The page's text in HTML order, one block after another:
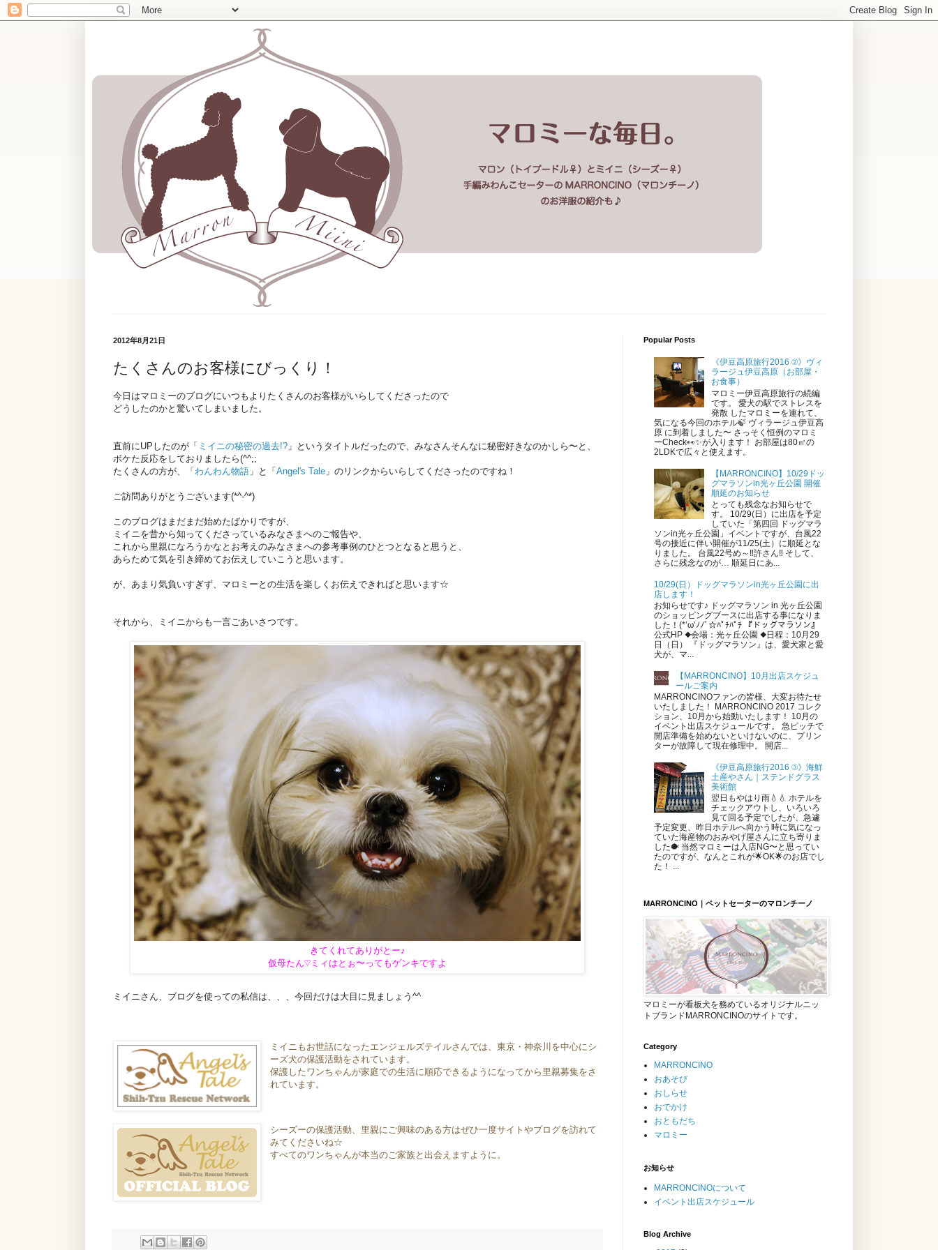
2012年8月21日
たくさんのお客様にびっくり！
今日はマロミーのブログにいつもよりたくさんのお客様がいらしてくださったので
どうしたのかと驚いてしまいました。
直前にUP したのが「 ミイニの秘密の過去!? 」というタイトルだったので、 みなさんそんなに秘密好きなのかしら〜と、
ボケた反応をしておりましたら(^^;;
たくさんの方が、「わんわん物語 」と「Angel's Tale 」のリンクからいらしてくださったのですね！
ご訪問ありがとうございます(*^-^*)
このブログはまだまだ始めたばかりですが、
ミイニを昔から知ってくださっているみなさまへのご報告や、
これから里親になろうかなとお考えのみなさまへの参考事例のひとつとなると思うと、
あらためて気を引き締めてお伝えしていこうと思います。
が、あまり気負いすぎず、マロミーとの生活を楽しくお伝えできればと思います☆
それから、ミイニからも一言ごあいさつです。
きてくれてありがとー♪
仮母たん♡ミィはとぉ〜ってもゲンキですよ
ミイニさん、ブログを使っての私信は、、、今回だけは大目に見ましょう^^
ミイニもお世話になったエンジェルズテイルさんでは、東京・神奈川を中心にシ
ーズ犬の保護活動をされています。
保護したワンちゃんが家庭での生活に順応できるようになってから 里親募集をさ
れています。
シーズーの保護活動、里親にご興味のある方はぜひ一度サイトやブログを訪れて
みてくださいね☆
すべてのワンちゃんが本当のご家族と出会えますように。
Popular Posts
《伊豆高原旅行2016 ②》ヴィ
ラージュ伊豆高原（お部屋・
お食事）
マロミー伊豆高原旅行の続編
です。 愛犬の駅でストレスを
発散 したマロミーを連れて、
気になる今回のホテル🍃 ヴィラージュ伊豆高
原 に到着しました〜 さっそく恒例のマロミ
ーCheck👀✨が入ります！ お部屋は80㎡の
2LDKで広々と使えます。
【MARRONCINO】10/29ドッ
グマラソンin光ヶ丘公園 開催
順延のお知らせ
とっても残念なお知らせで
す。 10/29(日）に出店を予定
していた「第四回 ドッグマラ
ソンin光ヶ丘公園」イベントですが、台風22
号の接近に伴い開催が11/25(土）に順延とな
りました。 台風22号め～‼許さん‼ そして、
さらに残念なのが… 順延日にあ...
10/29(日）ドッグマラソンin光ヶ丘公園に出
店します！
お知らせです♪ ドッグマラソン in 光ヶ丘公園
のショッピングブースに出店する事になりま
した！(*’ω’ﾉﾉﾞ☆ﾊﾟﾁﾊﾟﾁ 『ドッグマラソン』
公式HP ◆会場：光ヶ丘公園 ◆日程：10月29
日（日） 『ドッグマラソン』は、愛犬家と愛
犬が、マ...
【MARRONCINO】10月出店スケジュ
ールご案内
MARRONCINOファンの皆様、大変お待たせ
いたしました！ MARRONCINO 2017 コレク
ション、10月から始動いたします！ 10月の
イベント出店スケジュールです。 急ピッチで
開店準備を始めないといけないのに、プリン
ターが故障して現在修理中。 開店...
《伊豆高原旅行2016 ③》海鮮
土産やさん｜ステンドグラス
美術館
翌日もやはり雨💧💧 ホテルを
チェックアウトし、いろいろ
見て回る予定でしたが、急遽
予定変更、昨日ホテルへ向かう時に気になっ
ていた海産物のおみやげ屋さんに立ち寄りま
した🐡 当然マロミーは入店NG〜と思ってい
たのですが、なんとこれが🌟OK🌟のお店でし
た！ ...
MARRONCINO｜ペットセーターのマロンチーノ
マロミーが看板犬を務めているオリジナルニッ
トブランドMARRONCINOのサイトです。
Category
MARRONCINO
おあそび
おしらせ
おでかけ
おともだち
マロミー
お知らせ
MARRONCINOについて
イベント出店スケジュール
Blog Archive